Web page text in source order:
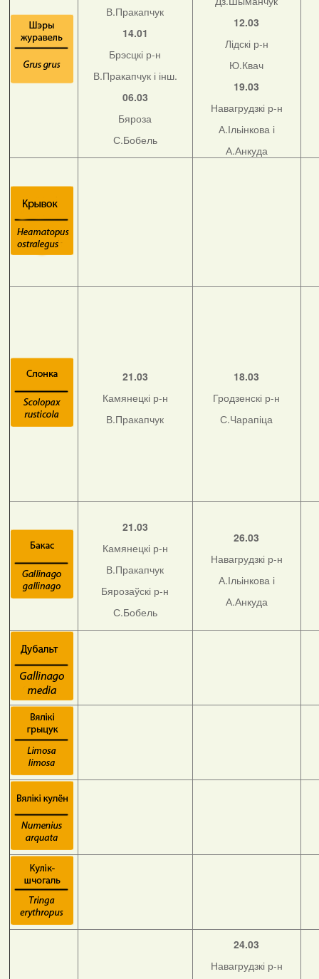
В.Пракапчук
14.01
Брэсцкі р-н
В.Пракапчук і інш.
06.03
Бяроза
С.Бобель
12.03
Лідскі р-н
Ю.Квач
19.03
Навагрудзкі р-н
А.Ільінкова і
А.Анкуда
21.03
Камянецкі р-н
В.Пракапчук
18.03
Гродзенскі р-н
С.Чарапіца
21.03
Камянецкі р-н
В.Пракапчук
Бярозаўскі р-н
С.Бобель
26.03
Навагрудзкі р-н
А.Ільінкова і
А.Анкуда
24.03
Навагрудзкі р-н